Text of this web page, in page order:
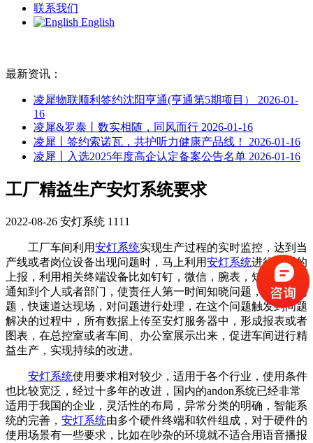
联系我们
English
最新资讯：
凌犀物联顺利签约沈阳亨通(亨通第5期项目） 2026-01-
16
凌犀&罗泰丨数实相随，同风而行 2026-01-16
凌犀丨签约索诺瓦，共护听力健康产品线！ 2026-01-16
凌犀丨入选2025年度高企认定备案公告名单 2026-01-16
工厂精益生产安灯系统要求
2022-08-26 安灯系统 1111
工厂车间利用安灯系统实现生产过程的实时监控，达到当
产线或者岗位设备出现问题时，马上利用安灯系统进行问题的
上报，利用相关终端设备比如钉钉，微信，腕表，短信等方式
通知到个人或者部门，使责任人第一时间知晓问题，并了解问
题，快速道达现场，对问题进行处理，在这个问题触发到问题
解决的过程中，所有数据上传至安灯服务器中，形成报表或者
图表，在总控室或者车间、办公室展示出来，促进车间进行精
益生产，实现持续的改进。
安灯系统使用要求相对较少，适用于各个行业，使用条件
也比较宽泛，经过十多年的改进，国内的andon系统已经非常
适用于我国的企业，灵活性的布局，异常分类的明确，智能系
统的完善， 安灯系统由多个硬件终端和软件组成，对于硬件的
使用场景有一些要求，比如在吵杂的环境就不适合用语音播报